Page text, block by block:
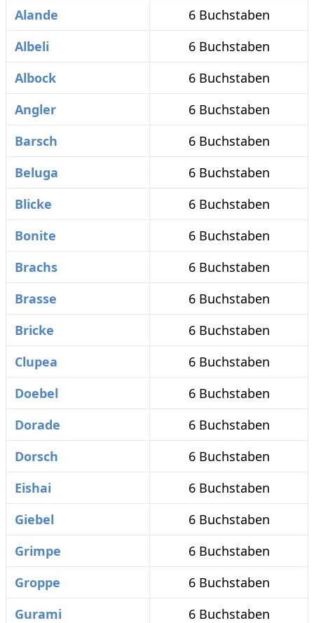
Alande
6 Buchstaben
Albeli
6 Buchstaben
Albock
6 Buchstaben
Angler
6 Buchstaben
Barsch
6 Buchstaben
Beluga
6 Buchstaben
Blicke
6 Buchstaben
Bonite
6 Buchstaben
Brachs
6 Buchstaben
Brasse
6 Buchstaben
Bricke
6 Buchstaben
Clupea
6 Buchstaben
Doebel
6 Buchstaben
Dorade
6 Buchstaben
Dorsch
6 Buchstaben
Eishai
6 Buchstaben
Giebel
6 Buchstaben
Grimpe
6 Buchstaben
Groppe
6 Buchstaben
Gurami
6 Buchstaben